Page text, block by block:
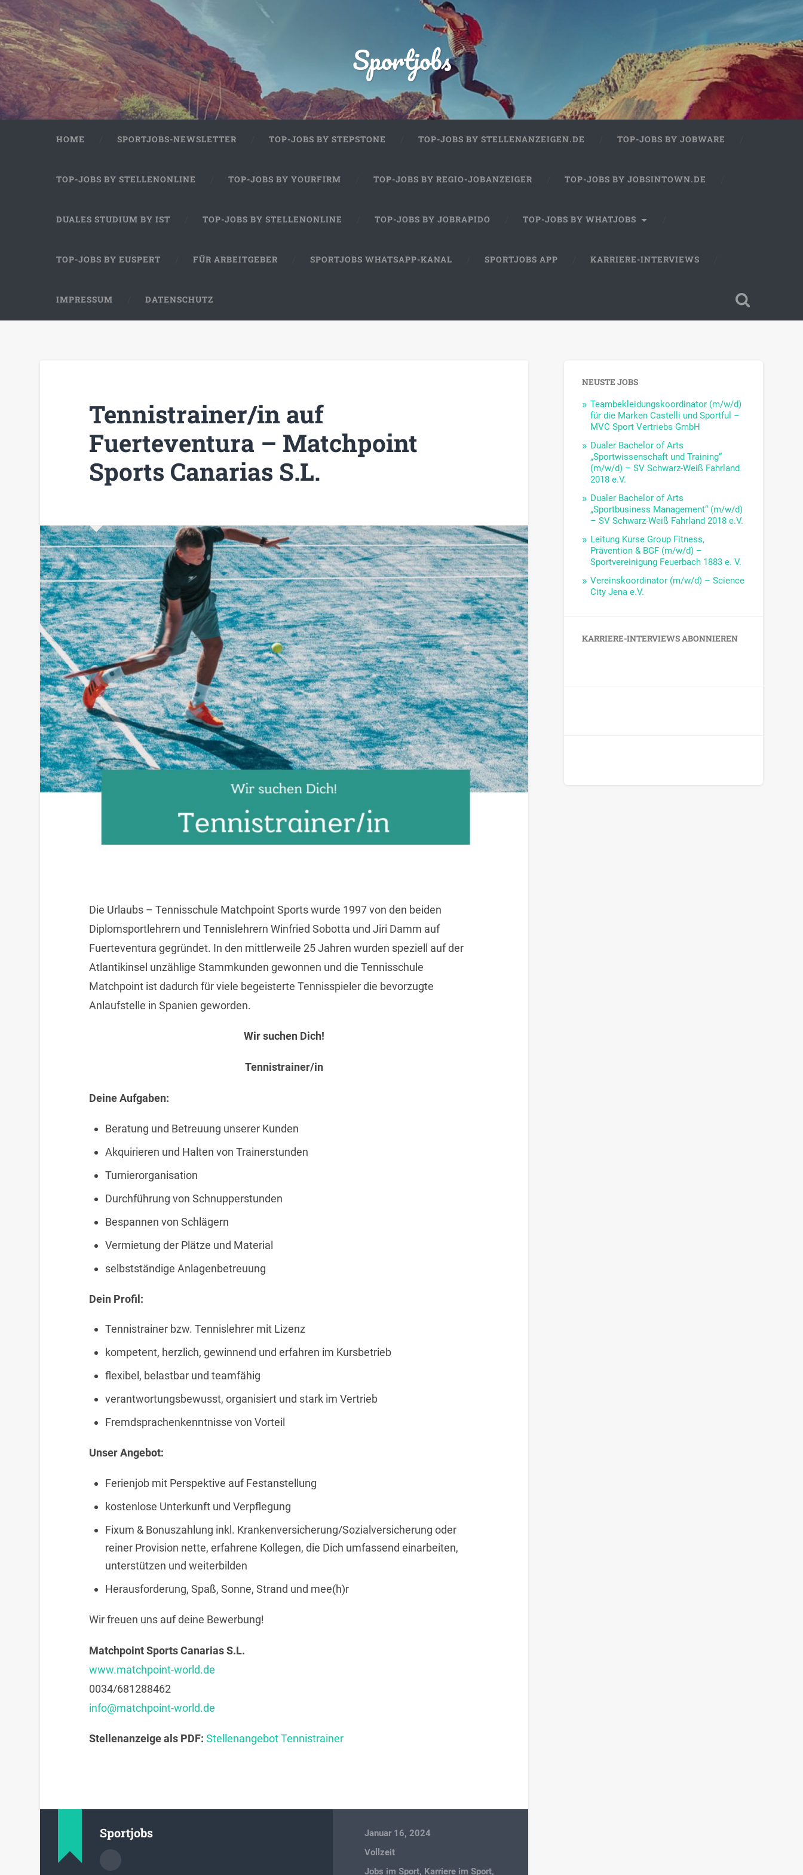
Sportjobs
HOME SPORTJOBS-NEWSLETTER TOP-JOBS BY STEPSTONE TOP-JOBS BY STELLENANZEIGEN.DE TOP-JOBS BY JOBWARE
TOP-JOBS BY STELLENONLINE TOP-JOBS BY YOURFIRM TOP-JOBS BY REGIO-JOBANZEIGER TOP-JOBS BY JOBSINTOWN.DE
DUALES STUDIUM BY IST TOP-JOBS BY STELLENONLINE TOP-JOBS BY JOBRAPIDO TOP-JOBS BY WHATJOBS
TOP-JOBS BY EUSPERT FÜR ARBEITGEBER SPORTJOBS WHATSAPP-KANAL SPORTJOBS APP KARRIERE-INTERVIEWS
IMPRESSUM DATENSCHUTZ
Tennistrainer/in auf
Fuerteventura – Matchpoint
Sports Canarias S.L.
Die Urlaubs – Tennisschule Matchpoint Sports wurde 1997 von den beiden
Diplomsportlehrern und Tennislehrern Winfried Sobotta und Jiri Damm auf
Fuerteventura gegründet. In den mittlerweile 25 Jahren wurden speziell auf der
Atlantikinsel unzählige Stammkunden gewonnen und die Tennisschule
Matchpoint ist dadurch für viele begeisterte Tennisspieler die bevorzugte
Anlaufstelle in Spanien geworden.
Wir suchen Dich!
Tennistrainer/in
Deine Aufgaben:
Beratung und Betreuung unserer Kunden
Akquirieren und Halten von Trainerstunden
Turnierorganisation
Durchführung von Schnupperstunden
Bespannen von Schlägern
Vermietung der Plätze und Material
selbstständige Anlagenbetreuung
Dein Profil:
Tennistrainer bzw. Tennislehrer mit Lizenz
kompetent, herzlich, gewinnend und erfahren im Kursbetrieb
flexibel, belastbar und teamfähig
verantwortungsbewusst, organisiert und stark im Vertrieb
Fremdsprachenkenntnisse von Vorteil
Unser Angebot:
Ferienjob mit Perspektive auf Festanstellung
kostenlose Unterkunft und Verpflegung
Fixum & Bonuszahlung inkl. Krankenversicherung/Sozialversicherung oder
reiner Provision nette, erfahrene Kollegen, die Dich umfassend einarbeiten,
unterstützen und weiterbilden
Herausforderung, Spaß, Sonne, Strand und mee(h)r
Wir freuen uns auf deine Bewerbung!
Matchpoint Sports Canarias S.L.
www.matchpoint-world.de
0034/681288462
info@matchpoint-world.de
Stellenanzeige als PDF: Stellenangebot Tennistrainer
Sportjobs
Januar 16, 2024
Vollzeit
Jobs im Sport, Karriere im Sport,
NEUSTE JOBS
Teambekleidungskoordinator (m/w/d)
für die Marken Castelli und Sportful –
MVC Sport Vertriebs GmbH
Dualer Bachelor of Arts
„Sportwissenschaft und Training“
(m/w/d) – SV Schwarz-Weiß Fahrland
2018 e.V.
Dualer Bachelor of Arts
„Sportbusiness Management“ (m/w/d)
– SV Schwarz-Weiß Fahrland 2018 e.V.
Leitung Kurse Group Fitness,
Prävention & BGF (m/w/d) –
Sportvereinigung Feuerbach 1883 e. V.
Vereinskoordinator (m/w/d) – Science
City Jena e.V.
KARRIERE-INTERVIEWS ABONNIEREN